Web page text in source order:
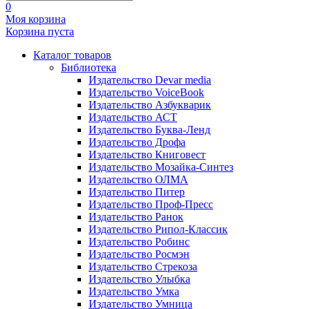
0
Моя корзина
Корзина пуста
Каталог товаров
Библиотека
Издательство Devar media
Издательство VoiceBook
Издательство Азбукварик
Издательство АСТ
Издательство Буква-Ленд
Издательство Дрофа
Издательство Книговест
Издательство Мозайка-Синтез
Издательство ОЛМА
Издательство Питер
Издательство Проф-Пресс
Издательство Ранок
Издательство Рипол-Классик
Издательство Робинс
Издательство Росмэн
Издательство Стрекоза
Издательство Улыбка
Издательство Умка
Издательство Умница